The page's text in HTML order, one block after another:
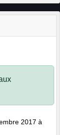
2017 à